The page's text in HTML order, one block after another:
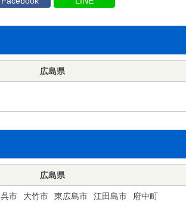
広島県
広島県
呉市 大竹市 東広島市 江田島市
府中町